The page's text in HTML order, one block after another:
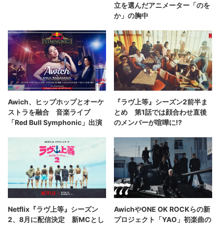
立を選んだアニメーター「のを
か」の胸中
Awich、ヒップホップとオーケ
ストラを融合 音楽ライブ
「Red Bull Symphonic」出演
『ラヴ上等』シーズン2前半ま
とめ 第1話では顔合わせ直後
のメンバーが喧嘩に⁉︎
Netflix『ラヴ上等』シーズン
2、8月に配信決定 新MCとし
AwichやONE OK ROCKらの新
プロジェクト「YAO」初楽曲の